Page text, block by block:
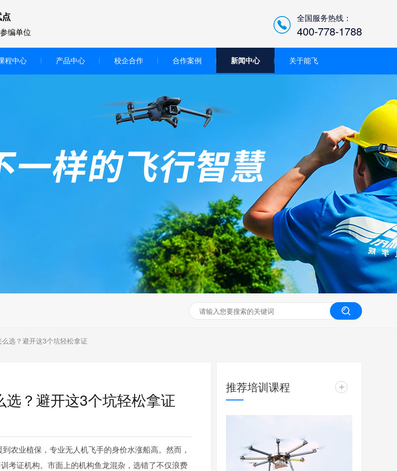
编单位
全国服务热线：
400-778-1788
程中心 产品中心
智慧交互显示大屏
无人机基础飞行模拟仿真教学
多旋翼无人机组装专用配件套
垂直起降固定翼装调实训教学
无人机套装
无人机工程创新实训
校企合作 合作案例 新闻中心 关于能飞
选？避开这3个坑轻松拿证
？避开这3个坑轻松拿证
农业植保，专业无人机飞手的身价水涨船高。然而，
考证机构。市面上的机构鱼龙混杂，选错了不仅浪费
推荐培训课程 +